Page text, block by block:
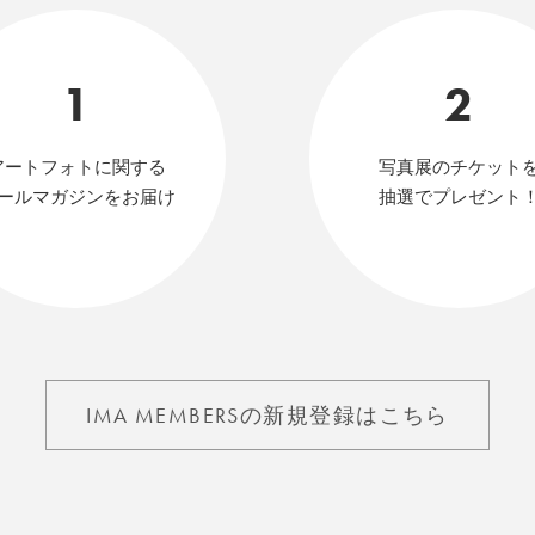
1
ートフォトに関する
ルマガジンをお届け
2
写真展のチケット
抽選でプレゼント
IMA MEMBERSの新規登録はこちら